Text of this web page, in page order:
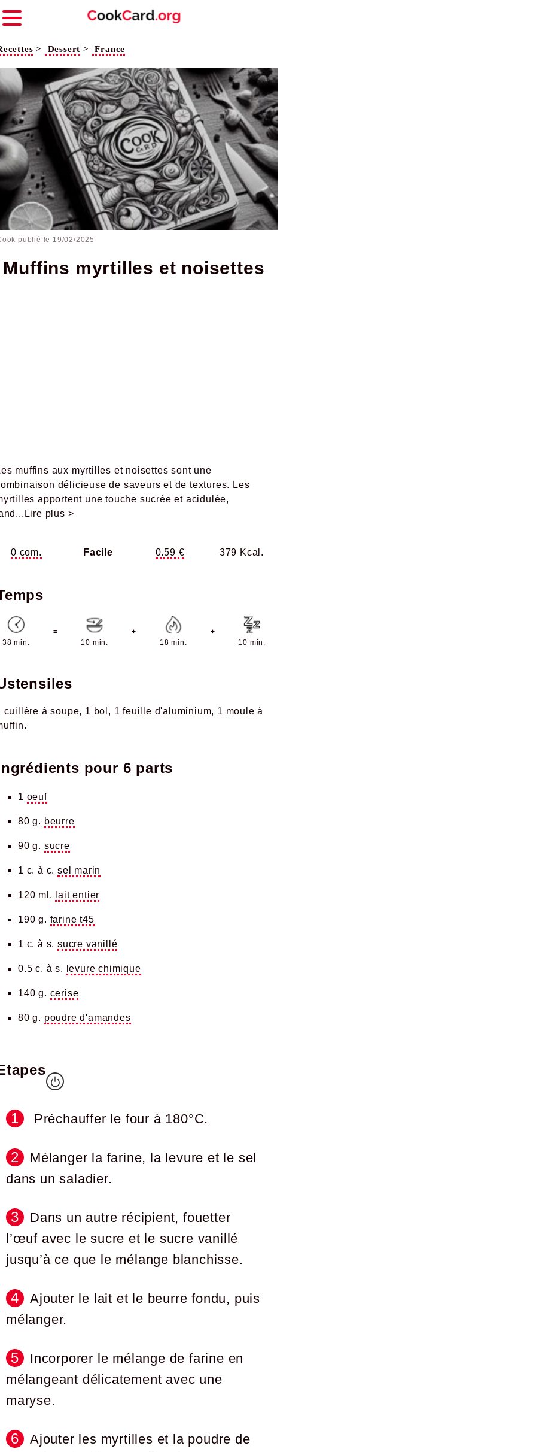
> Dessert > France
publié le 19/02/2025
Muffins myrtilles et noisettes
muffins aux myrtilles et noisettes sont une
délicieuse de saveurs et de textures. Les
apportent une touche sucrée et acidulée,
...Lire plus >
0 com. Facile 0.59 € 379 Kcal.
Temps
38 min.
=
10 min.
+
18 min.
+
10 min.
Ustensiles
cuillère à soupe 1 bol 1 feuille d'aluminium
1 moule à
Ingrédients pour 6 parts
1 oeuf
80 g. beurre
90 g. sucre
1 c. à c. sel marin
120 ml. lait entier
190 g. farine t45
1 c. à s. sucre vanillé
0.5 c. à s. levure chimique
140 g. cerise
80 g. poudre d'amandes
Etapes
Préchauffer le four à 180°C.
Mélanger la farine, la levure et le sel
dans un saladier.
Dans un autre récipient, fouetter
l’œuf avec le sucre et le sucre vanillé
jusqu’à ce que le mélange blanchisse.
Ajouter le lait et le beurre fondu, puis
mélanger.
Incorporer le mélange de farine en
mélangeant délicatement avec une
maryse.
Ajouter les myrtilles et la poudre de